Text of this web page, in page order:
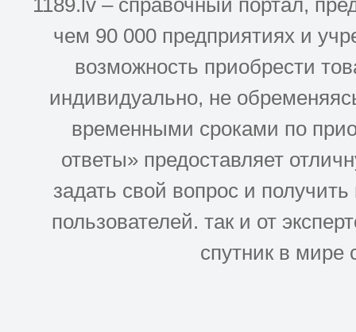
1189.lv – справочный портал,
чем 90 000 предприятиях и
возможность приобрести
индивидуально, не
временными сроками по
ответы» предоставляет
задать свой вопрос и
пользователей. так и от
спутник в